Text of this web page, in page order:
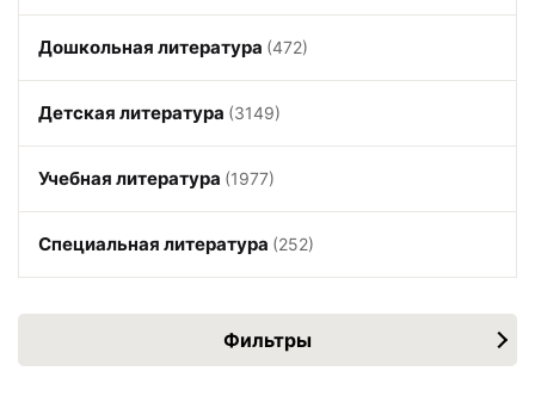
Дошкольная литература (472)
Детская литература (3149)
Учебная литература (1977)
Специальная литература (252)
Фильтры